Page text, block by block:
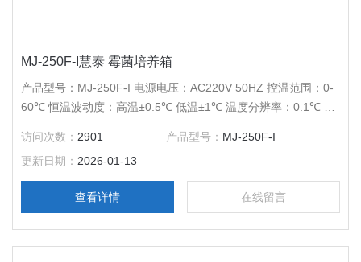
MJ-250F-I慧泰 霉菌培养箱
产品型号：MJ-250F-I 电源电压：AC220V 50HZ 控温范围：0-
60℃ 恒温波动度：高温±0.5℃ 低温±1℃ 温度分辨率：0.1℃ 输
705*725*1525 公称容积：250L 载物托架（标配）：3块 定时范
围：1-9999分钟
访问次数： 2901 产品型号： MJ-250F-I
更新日期： 2026-01-13
查看详情 在线留言